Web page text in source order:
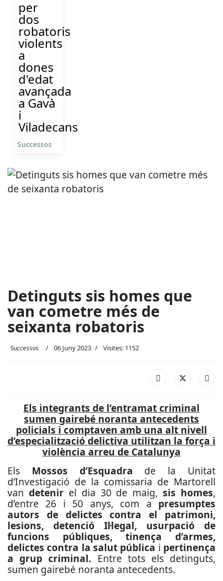
per
dos
robatoris
violents
a
dones
d'edat
avançada
a Gavà
i
Viladecans
Successos
Detinguts sis homes que
van cometre més de
seixanta robatoris
Successos 06 Juny 2023 Visites: 1152
Els integrants de l’entramat criminal
sumen gairebé noranta antecedents
policials i comptaven amb una alt nivell
d’especialització delictiva utilitzan la força i
violència arreu de Catalunya
Els Mossos d’Esquadra de la Unitat
d’Investigació de la comissaria de Martorell
van detenir el dia 30 de maig,sis homes,
d’entre 26 i 50 anys, com a presumptes
autors de delictes contra el patrimoni,
lesions, detenció Il·legal, usurpació de
funcions públiques, tinença d’armes,
delictes contra la salut pública i pertinença
a grup criminal. Entre tots els detinguts,
sumen gairebé noranta antecedents.